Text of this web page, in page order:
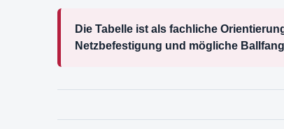
Die Tabelle ist als fachliche
Netzbefestigung und mögliche